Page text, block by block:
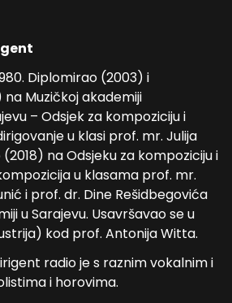
Diplomirao (2003) i
Muzičkoj akademiji
– Odsjek za kompoziciju i
u klasi prof. mr. Julija
na Odsjeku za kompoziciju i
u klasama prof. mr.
i prof. dr. Dine Rešidbegovića
u Sarajevu. Usavršavao se u
kod prof. Antonija Witta.
radio je s raznim vokalnim i
i horovima.